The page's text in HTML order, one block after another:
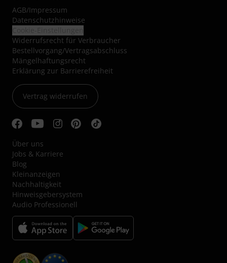
AGB/Impressum
Datenschutzhinweise
Widerrufsrecht für Verbraucher
Bestellvorgang/Vertragsabschluss
Mängelhaftungsrecht
Erklärung zur Barrierefreiheit
Vertrag widerrufen
Über uns
Jobs & Karriere
Blog
Kleinanzeigen
Nachhaltigkeit
Hinweisgebersystem
Audio Professionell